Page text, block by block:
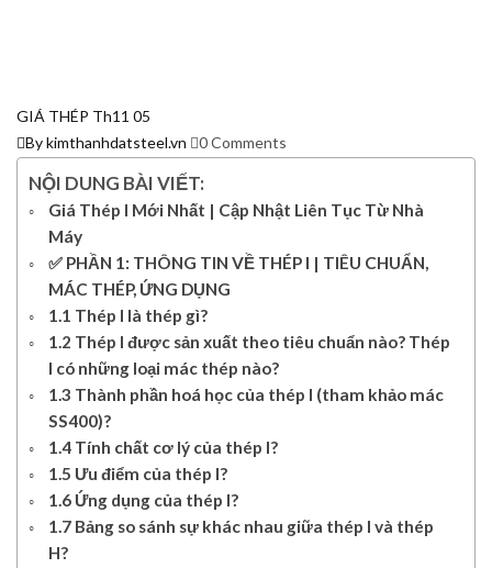
GIÁ THÉP Th11 05
By kimthanhdatsteel.vn
0 Comments
NỘI DUNG BÀI VIẾT:
Giá Thép I Mới Nhất | Cập Nhật Liên Tục Từ Nhà
Máy
✅ PHẦN 1: THÔNG TIN VỀ THÉP I | TIÊU CHUẨN,
MÁC THÉP, ỨNG DỤNG
1.1 Thép I là thép gì?
1.2 Thép I được sản xuất theo tiêu chuẩn nào? Thép
I có những loại mác thép nào?
1.3 Thành phần hoá học của thép I (tham khảo mác
SS400)?
1.4 Tính chất cơ lý của thép I?
1.5 Ưu điểm của thép I?
1.6 Ứng dụng của thép I?
1.7 Bảng so sánh sự khác nhau giữa thép I và thép
H?